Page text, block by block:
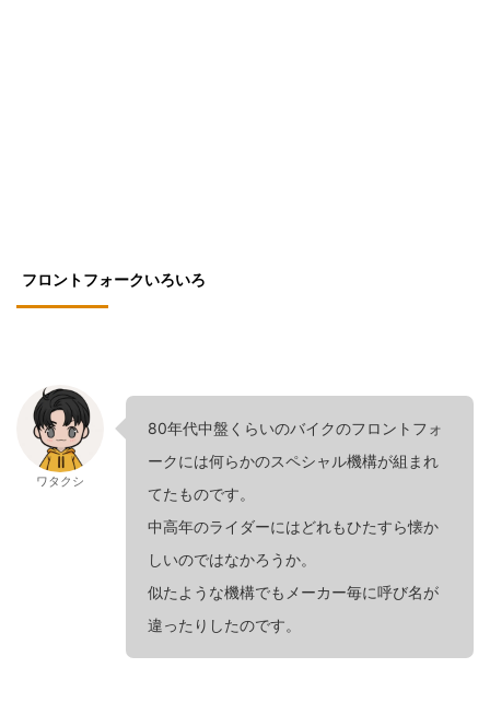
フロントフォークいろいろ
ワタクシ
80年代中盤くらいのバイクのフロントフォ
ークには何らかのスペシャル機構が組まれ
てたものです。
中高年のライダーにはどれもひたすら懐か
しいのではなかろうか。
似たような機構でもメーカー毎に呼び名が
違ったりしたのです。